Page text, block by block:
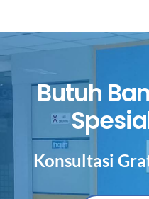
Butuh
Konsultasi